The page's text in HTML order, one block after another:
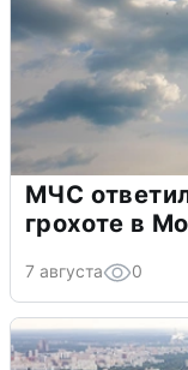
МЧС
грохоте в
7 августа 0